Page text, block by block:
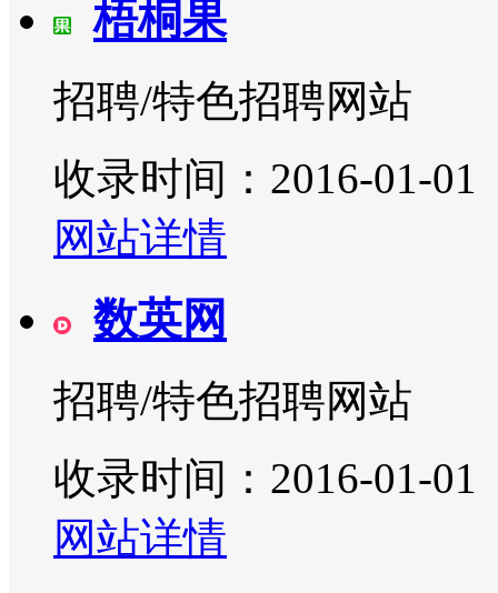
梧桐果
招聘/特色招聘网站
收录时间：2016-01-01
网站详情
数英网
招聘/特色招聘网站
收录时间：2016-01-01
网站详情